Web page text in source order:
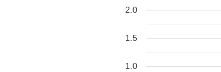
1.0
1.5
2.0